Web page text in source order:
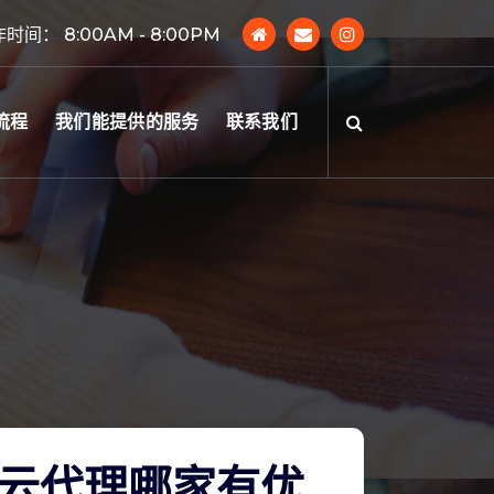
时间： 8:00AM - 8:00PM
程 我们能提供的服务 联系我们